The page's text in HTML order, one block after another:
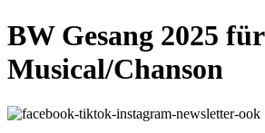
BW Gesang 2025 für
Musical/Chanson